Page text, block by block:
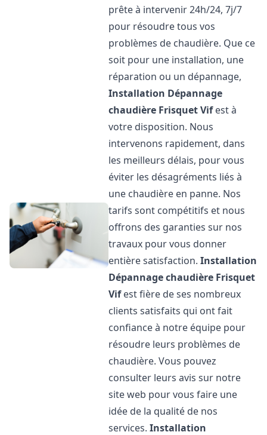
prête à intervenir 24h/24, 7j/7
pour résoudre tous vos
problèmes de chaudière. Que ce
soit pour une installation, une
réparation ou un dépannage,
Installation Dépannage
chaudière FrisquetVifest à
votre disposition. Nous
intervenons rapidement, dans
les meilleurs délais, pour vous
éviter les désagréments liés à
une chaudière en panne. Nos
tarifs sont compétitifs et nous
offrons des garanties sur nos
travaux pour vous donner
entière satisfaction.Installation
Dépannage chaudière Frisquet
Vifest fière de ses nombreux
clients satisfaits qui ont fait
confiance à notre équipe pour
résoudre leurs problèmes de
chaudière. Vous pouvez
consulter leurs avis sur notre
site web pour vous faire une
idée de la qualité de nos
services.Installation